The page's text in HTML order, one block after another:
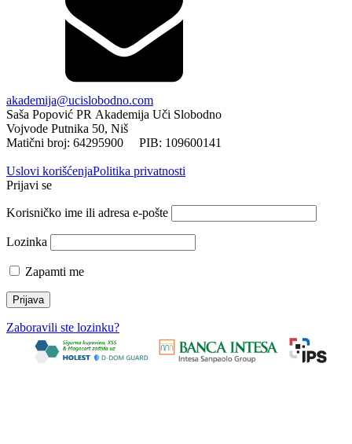
akademija@ucislobodno.com
Saša Popović PR Akademija Uči Slobodno
Vojvode Putnika 50, Niš
Matični broj: 64295900 PIB: 109600141
Uslovi korišćenjaPolitika privatnosti
Prijavi se
Korisničko ime ili adresa e-pošte
Lozinka
Zapamti me
Zaboravili ste lozinku?